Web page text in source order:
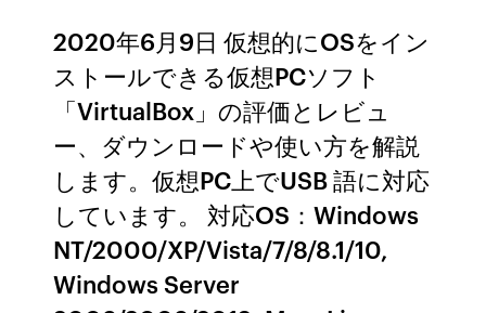
2020年6月9日 仮想的にOSをイン
ストールできる仮想PCソフト
「VirtualBox」の評価とレビュ
ー、ダウンロードや使い方を解説
します。仮想PC上でUSB 語に対応
しています。 対応OS：Windows
NT/2000/XP/Vista/7/8/8.1/10,
Windows Server